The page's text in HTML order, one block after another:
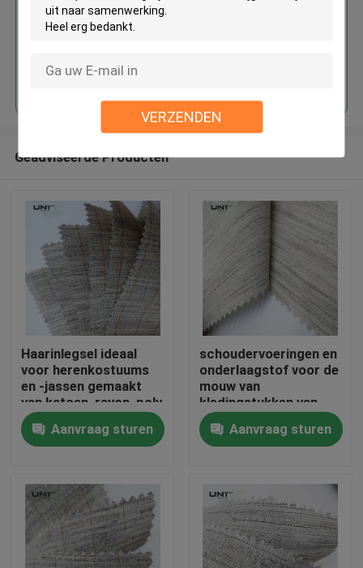
VERZENDEN
Producten
Over ons
Doorgaan
Geadviseerde Producten
Haarinlegsel ideaal
voor herenkostuums
en -jassen gemaakt
van katoen, rayon, poly
geitenhaar met een
stijve, gladde,
elastische hand
Aanvraag sturen
schoudervoeringen en
onderlaagstof voor de
mouw van
kledingstukken van
hoge kwaliteit
Aanvraag sturen